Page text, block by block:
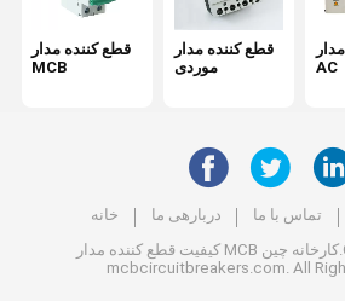
قطع کننده مدار
MCB
قطع کننده مدار
موردی
AC
خانه دربارهی ما تماس با ما
کیفیتقطع کننده مدار MCB
mcbcircuitbreakers.com. All